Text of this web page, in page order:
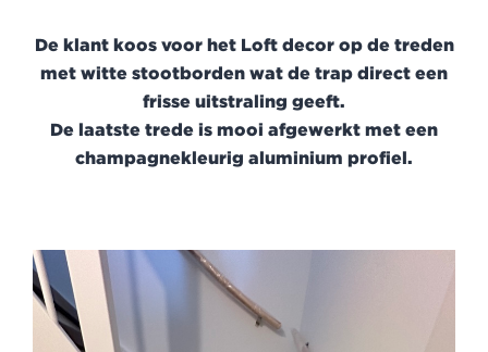
De klant koos voor het Loft decor op de treden
met witte stootborden wat de trap direct een
frisse uitstraling geeft.
De laatste trede is mooi afgewerkt met een
champagnekleurig aluminium profiel.